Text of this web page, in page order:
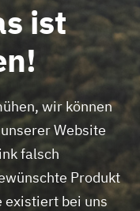
ist
wir können
Website
falsch
Produkt
existiert bei uns